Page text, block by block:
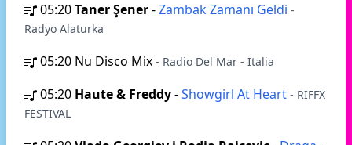
05:20Taner Şener-Zambak Zamanı Geldi -
Radyo Alaturka
05:20 Nu Disco Mix - Radio Del Mar - Italia
05:20 Haute & Freddy-Showgirl At Heart - RIFFX
FESTIVAL